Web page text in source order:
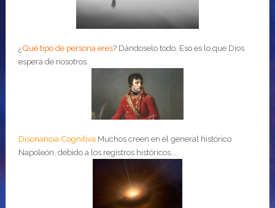
¿Qué tipo de persona eres? Dándoselo todo. Eso es lo que Dios
espera de nosotros.
Disonancia Cognitiva Muchos creen en el general histórico
Napoleón, debido a los registros históricos....